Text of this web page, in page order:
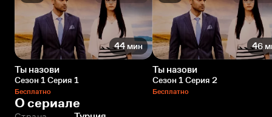
44 мин
Ты назови
Сезон 1 Серия 1
Бесплатно
46
Ты назови
Сезон 1 Серия 2
Бесплатно
О сериале